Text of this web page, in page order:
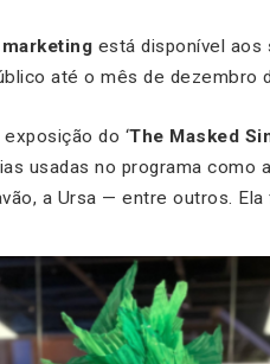
está disponível aos
até o mês de dezembro
do ‘The Masked
usadas no programa como
a Ursa — entre outros.